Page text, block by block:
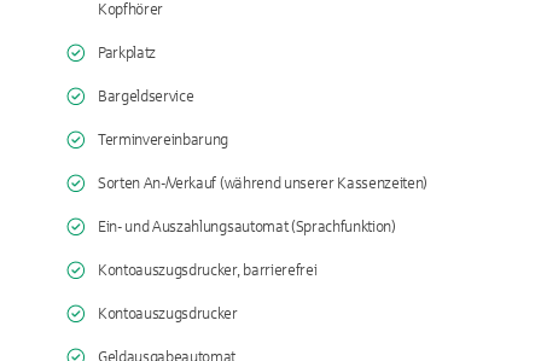
Kopfhörer
Parkplatz
Bargeldservice
Terminvereinbarung
Sorten An-/Verkauf (während unserer Kassenzeiten)
Ein- und Auszahlungsautomat (Sprachfunktion)
Kontoauszugsdrucker, barrierefrei
Kontoauszugsdrucker
Geldausgabeautomat